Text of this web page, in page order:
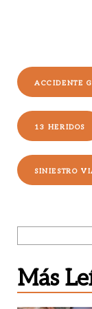
ACCIDENTE
13 HERIDOS
SINIESTRO
Más